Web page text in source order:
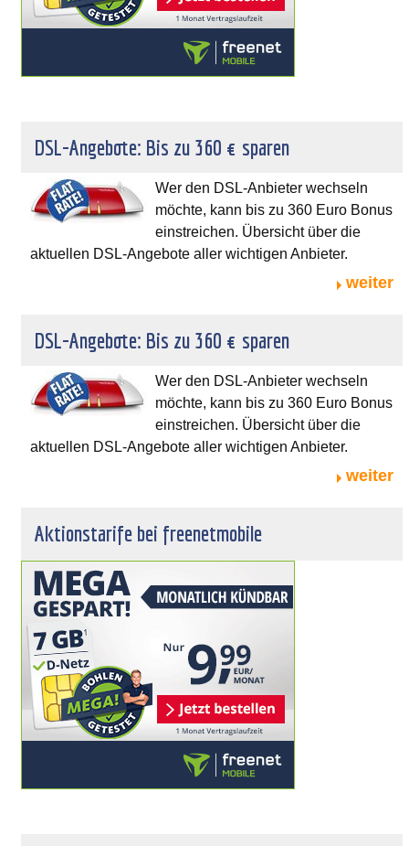
DSL-Angebote: Bis zu 360 € sparen
Wer den DSL-Anbieter wechseln
möchte, kann bis zu 360 Euro Bonus
einstreichen. Übersicht über die
aktuellen DSL-Angebote aller wichtigen Anbieter.
weiter
DSL-Angebote: Bis zu 360 € sparen
Wer den DSL-Anbieter wechseln
möchte, kann bis zu 360 Euro Bonus
einstreichen. Übersicht über die
aktuellen DSL-Angebote aller wichtigen Anbieter.
weiter
Aktionstarife bei freenetmobile